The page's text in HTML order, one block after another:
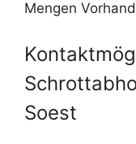
Mengen
Soest